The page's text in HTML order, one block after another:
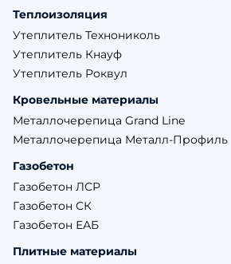
Теплоизоляция
Утеплитель Технониколь
Утеплитель Кнауф
Утеплитель Роквул
Кровельные материалы
Металлочерепица Grand Line
Металлочерепица Металл-Профиль
Газобетон
Газобетон ЛСР
Газобетон СК
Газобетон ЕАБ
Плитные материалы